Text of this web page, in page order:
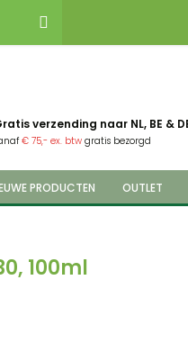
verzending naar NL, BE &
€ 75,- ex. btw gratis bezorgd
PRODUCTEN OUTLET
100ml